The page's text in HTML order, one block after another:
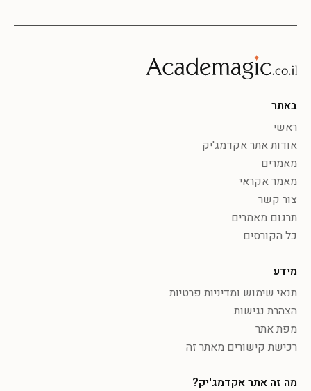
באתר
ראשי
אודות אתר אקדמג'יק
מאמרים
מאמר אקראי
צור קשר
תרגום מאמרים
כל הקורסים
מידע
תנאי שימוש ומדיניות פרטיות
הצהרת נגישות
מפת אתר
רכישת קישורים מאתר זה
מה זה אתר אקדמג'יק?